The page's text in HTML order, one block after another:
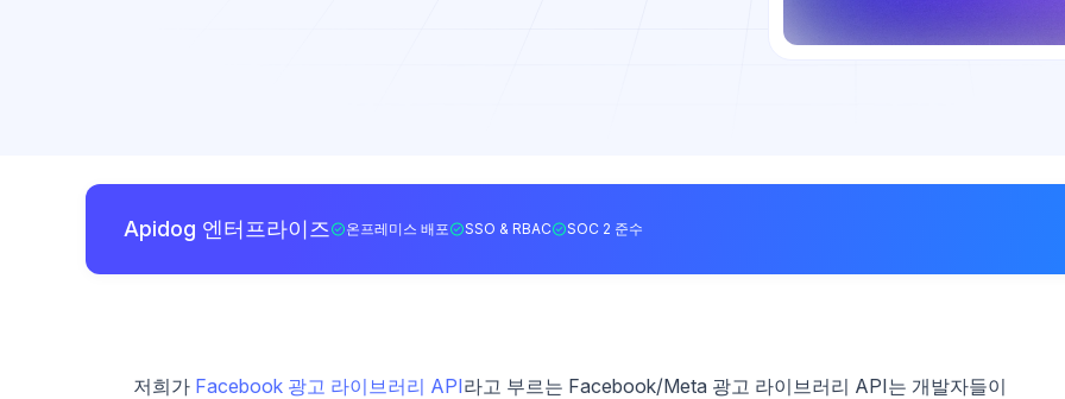
Apidog 엔터프라이즈 온프레미스 배포 SSO & RBAC SOC 2 준수
저희가 Facebook 광고 라이브러리 API라고 부르는 Facebook/Meta 광고 라이브러리 API는 개발자들이